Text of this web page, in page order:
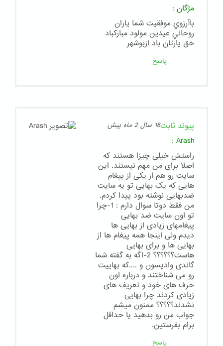
مژگان :
باآرزوي موفقيت شما ياران
روحاني عيدين مولود مباركباد
حق يارتان باد ازبوشهر
پاسخ
پیوند ثابت18 سال 2 ماه پیش
Arash
:
راستش خیلی چیزا هستند که
اصلا برای من مهم نیستند. این
سایت رو هم از یکی از پیغام
هایی که یک بهایی تو یه سایت
ضدبهایی نوشته بود پیدا کردم.
من فقط دوتا سوال دارم : 1-چرا
تو اون سایت ضد بهایی
پیغامهای زیادی از بهایی ها
دیدم ولی اینجا همه پیغام ها از
بهایی ها و برای بهایی
هاست؟؟؟؟؟؟ 2-اگه به گفته شما
گاندی وادیسون و ....که بهاییت
رو می شناختند و درباره اون
حرف های خود و تعریف های
زیادی کردند چرا بهایی
نشدند؟؟؟؟؟ ممنون میشم
جواب من رو بدهید یا حداقل
برام بفرستین.
پاسخ